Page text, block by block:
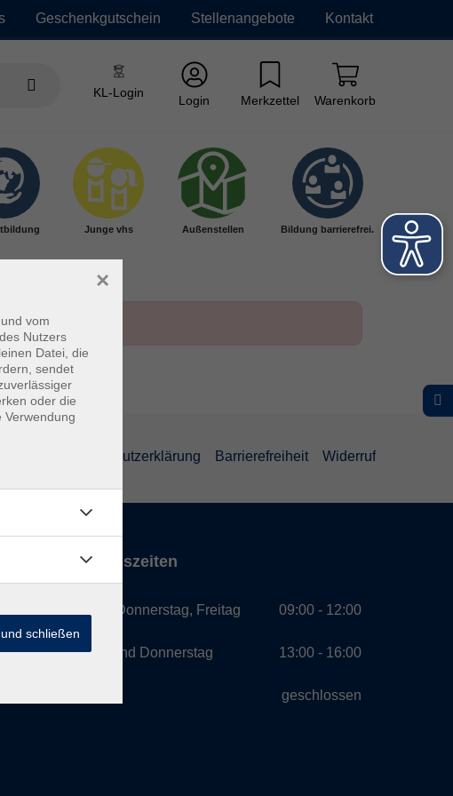
Geschenkgutschein Stellenangebote Kontakt
KL-Login
Login Merkzettel Warenkorb
Junge vhs Außenstellen Bildung barrierefrei.
Datenschutzerklärung Barrierefreiheit Widerruf
Öffnungszeiten
Montag, Donnerstag, Freitag
Montag und Donnerstag
09:00 - 12:00
13:00 - 16:00
geschlossen
vom
Nutzers
Datei, die
sendet
oder die
Verwendung
×
schließen